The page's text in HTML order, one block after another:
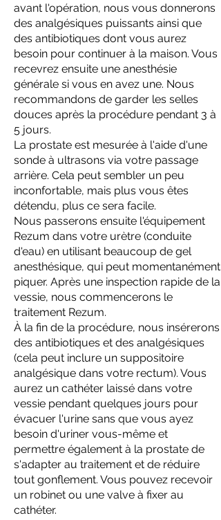
avant l'opération, nous vous donnerons
des analgésiques puissants ainsi que
des antibiotiques dont vous aurez
besoin pour continuer à la maison. Vous
recevrez ensuite une anesthésie
générale si vous en avez une. Nous
recommandons de garder les selles
douces après la procédure pendant 3 à
5 jours.
La prostate est mesurée à l'aide d'une
sonde à ultrasons via votre passage
arrière. Cela peut sembler un peu
inconfortable, mais plus vous êtes
détendu, plus ce sera facile.
Nous passerons ensuite l'équipement
Rezum dans votre urètre (conduite
d'eau) en utilisant beaucoup de gel
anesthésique, qui peut momentanément
piquer. Après une inspection rapide de la
vessie, nous commencerons le
traitement Rezum.
À la fin de la procédure, nous insérerons
des antibiotiques et des analgésiques
(cela peut inclure un suppositoire
analgésique dans votre rectum). Vous
aurez un cathéter laissé dans votre
vessie pendant quelques jours pour
évacuer l'urine sans que vous ayez
besoin d'uriner vous-même et
permettre également à la prostate de
s'adapter au traitement et de réduire
tout gonflement. Vous pouvez recevoir
un robinet ou une valve à fixer au
cathéter.